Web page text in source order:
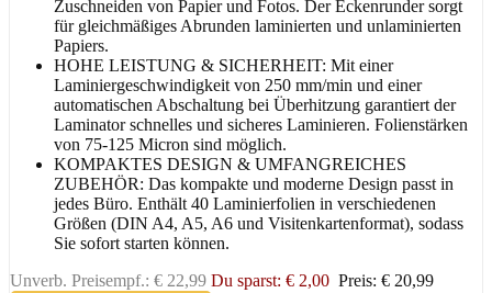
Zuschneiden von Papier und Fotos. Der Eckenrunder sorgt
für gleichmäßiges Abrunden laminierten und unlaminierten
Papiers.
HOHE LEISTUNG & SICHERHEIT: Mit einer
Laminiergeschwindigkeit von 250 mm/min und einer
automatischen Abschaltung bei Überhitzung garantiert der
Laminator schnelles und sicheres Laminieren. Folienstärken
von 75-125 Micron sind möglich.
KOMPAKTES DESIGN & UMFANGREICHES
ZUBEHÖR: Das kompakte und moderne Design passt in
jedes Büro. Enthält 40 Laminierfolien in verschiedenen
Größen (DIN A4, A5, A6 und Visitenkartenformat), sodass
Sie sofort starten können.
Unverb. Preisempf.: € 22,99 Du sparst: € 2,00 Preis: € 20,99